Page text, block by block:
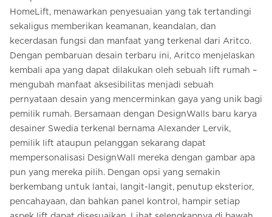
HomeLift, menawarkan penyesuaian yang tak tertandingi
sekaligus memberikan keamanan, keandalan, dan
kecerdasan fungsi dan manfaat yang terkenal dari Aritco.
Dengan pembaruan desain terbaru ini, Aritco menjelaskan
kembali apa yang dapat dilakukan oleh sebuah lift rumah –
mengubah manfaat aksesibilitas menjadi sebuah
pernyataan desain yang mencerminkan gaya yang unik bagi
pemilik rumah. Bersamaan dengan DesignWalls baru karya
desainer Swedia terkenal bernama Alexander Lervik,
pemilik lift ataupun pelanggan sekarang dapat
mempersonalisasi DesignWall mereka dengan gambar apa
pun yang mereka pilih. Dengan opsi yang semakin
berkembang untuk lantai, langit-langit, penutup eksterior,
pencahayaan, dan bahkan panel kontrol, hampir setiap